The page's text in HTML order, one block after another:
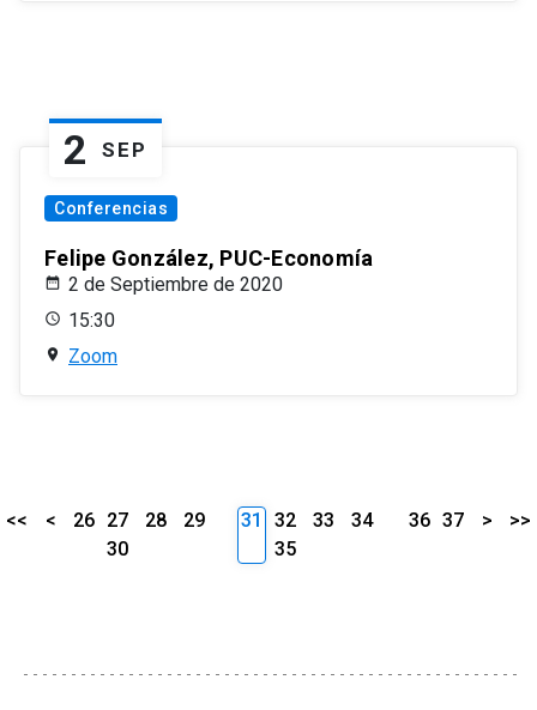
2 SEP
Conferencias
Felipe González, PUC-Economía
2 de Septiembre de 2020
15:30
Zoom
<< < 26 27 28
29
30
31 32 33
34
35
36 37 > >>